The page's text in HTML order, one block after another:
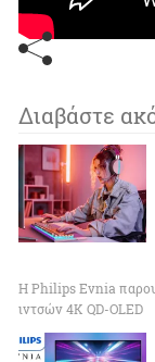
Διαβάστε
Η Philips Evnia
ιντσών 4K QD-OLED